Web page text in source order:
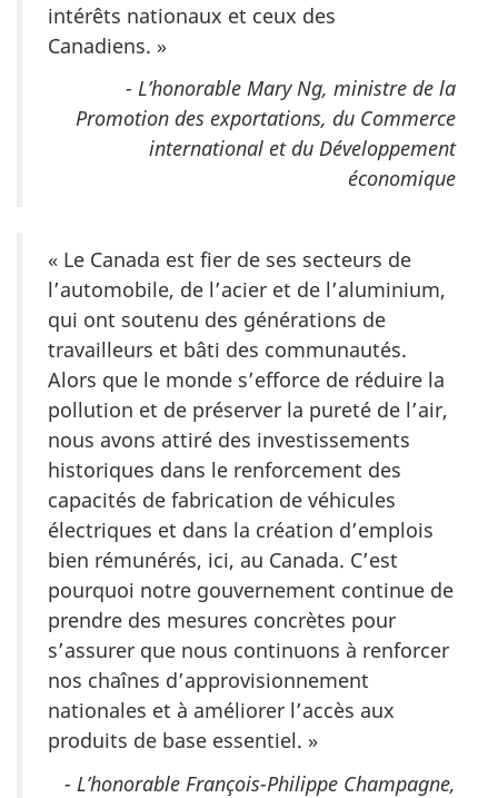
intérêts nationaux et ceux des
Canadiens. »
- L’honorable Mary Ng, ministre de la
Promotion des exportations, du Commerce
international et du Développement
économique
« Le Canada est fier de ses secteurs de
l’automobile, de l’acier et de l’aluminium,
qui ont soutenu des générations de
travailleurs et bâti des communautés.
Alors que le monde s’efforce de réduire la
pollution et de préserver la pureté de l’air,
nous avons attiré des investissements
historiques dans le renforcement des
capacités de fabrication de véhicules
électriques et dans la création d’emplois
bien rémunérés, ici, au Canada. C’est
pourquoi notre gouvernement continue de
prendre des mesures concrètes pour
s’assurer que nous continuons à renforcer
nos chaînes d’approvisionnement
nationales et à améliorer l’accès aux
produits de base essentiel. »
- L’honorable François-Philippe Champagne,